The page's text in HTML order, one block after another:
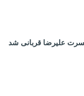
علیرضا قربانی شد